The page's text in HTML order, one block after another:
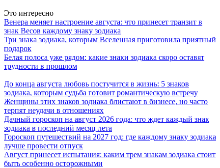
Это интересно
Венера меняет настроение августа: что принесет транзит в
знак Весов каждому знаку зодиака
Три знака зодиака, которым Вселенная приготовила приятный
подарок
Белая полоса уже рядом: какие знаки зодиака скоро оставят
трудности в прошлом
До конца августа любовь постучится в жизнь: 5 знаков
зодиака, которым судьба готовит романтическую встречу
Женщины этих знаков зодиака блистают в бизнесе, но часто
терпят неудачи в отношениях
Дачный гороскоп на август 2026 года: что ждет каждый знак
зодиака в последний месяц лета
Гороскоп путешествий на 2027 год: где каждому знаку зодиака
лучше провести отпуск
Август принесет испытания: каким трем знакам зодиака стоит
быть особенно осторожными